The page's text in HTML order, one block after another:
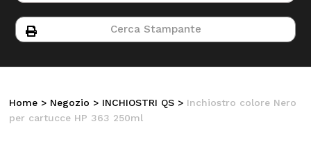
Home > Negozio > INCHIOSTRI QS > Inchiostro colore Nero
per cartucce HP 363 250ml